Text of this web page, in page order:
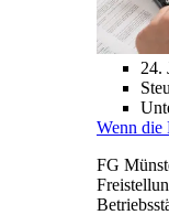
24.
Wenn die
FG